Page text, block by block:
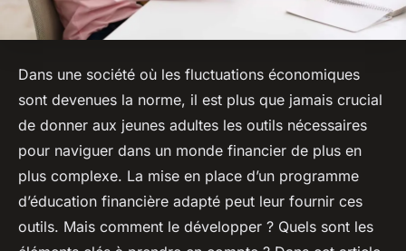
Dans une société où les fluctuations économiques
sont devenues la norme, il est plus que jamais crucial
de donner aux jeunes adultes les outils nécessaires
pour naviguer dans un monde financier de plus en
plus complexe. La mise en place d’un programme
d’éducation financière adapté peut leur fournir ces
outils. Mais comment le développer ? Quels sont les